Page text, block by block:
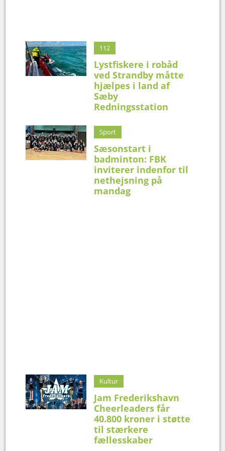
112
Lystfiskere i robåd
ved Strandby måtte
hjælpes i land af
Sæby
Redningsstation
Sport
Sæsonstart i
badminton: FBK
inviterer indenfor til
nethejsning på
mandag
Kultur
Jam Frederikshavn
Cheerleaders får
40.800 kroner i støtte
til stærkere
fællesskaber